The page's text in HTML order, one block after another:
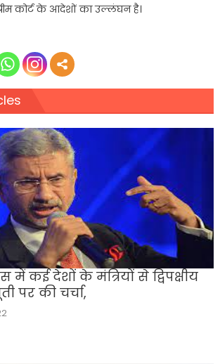
कोर्ट के आदेशों का उल्लंघन है।
कई देशों के मंत्रियों से द्विपक्षीय
पर की चर्चा,